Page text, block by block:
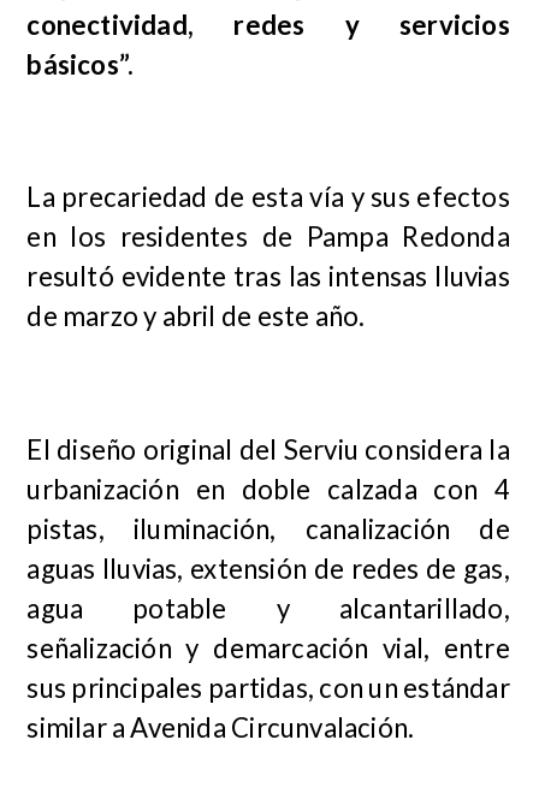
conectividad, redes y servicios
básicos”.
La precariedad de esta vía y sus efectos
en los residentes de Pampa Redonda
resultó evidente tras las intensas lluvias
de marzo y abril de este año.
El diseño original del Serviu considera la
urbanización en doble calzada con 4
pistas, iluminación, canalización de
aguas lluvias, extensión de redes de gas,
agua potable y alcantarillado,
señalización y demarcación vial, entre
sus principales partidas, con un estándar
similar a Avenida Circunvalación.